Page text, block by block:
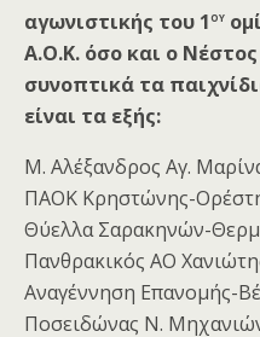
αγωνιστικής του 1ου
Α.Ο.Κ. όσο και ο
συνοπτικά τα
είναι τα εξής:
Μ. Αλέξανδρος Αγ.
ΠΑΟΚ Κρηστώνης-
Θύελλα Σαρακηνών-
Πανθρακικός ΑΟ
Αναγέννηση Επανομής-
Ποσειδώνας Ν.